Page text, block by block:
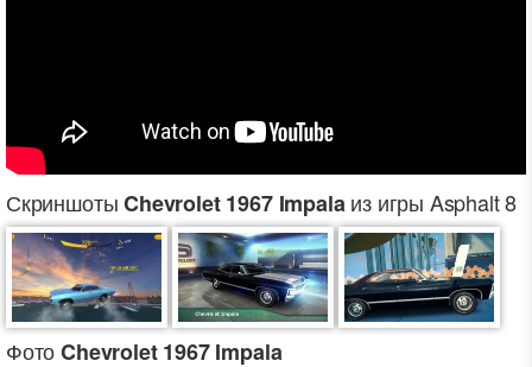
СкриншотыChevrolet 1967 Impala из игры Asphalt 8
ФотоChevrolet 1967 Impala